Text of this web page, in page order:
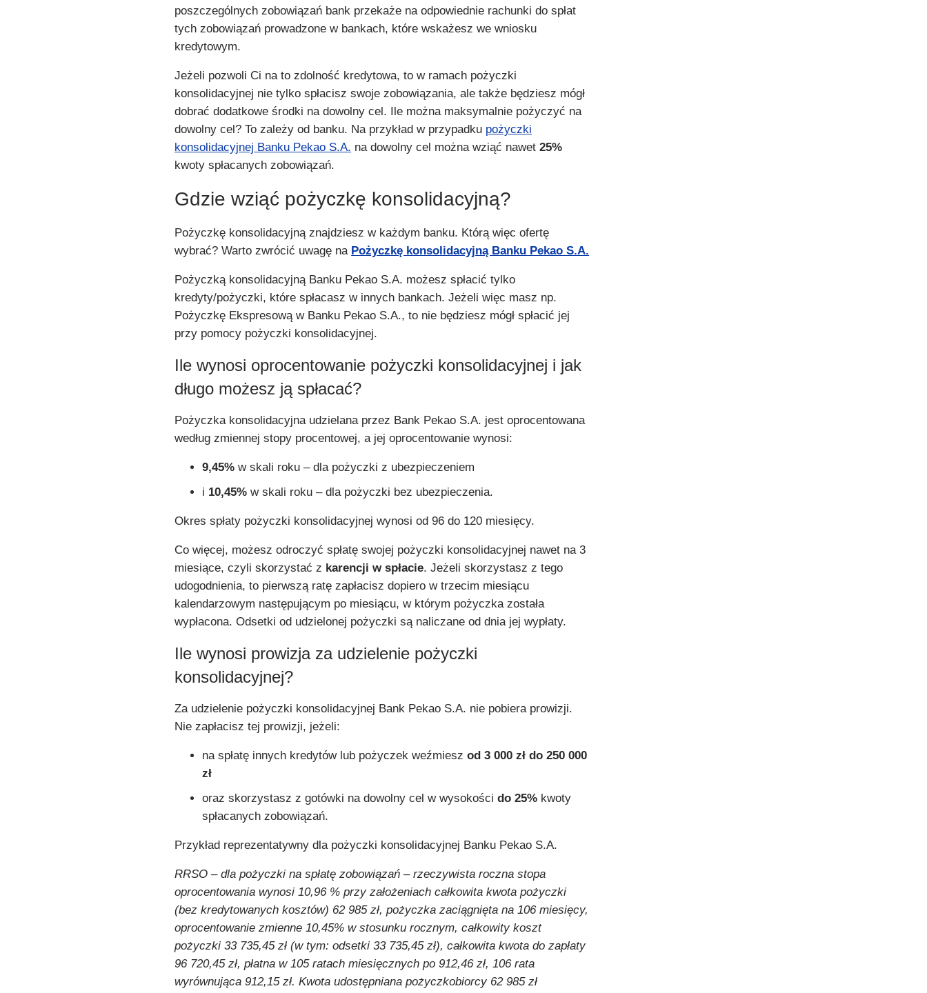
poszczególnych zobowiązań bank przekaże na odpowiednie rachunki do spłat
tych zobowiązań prowadzone w bankach, które wskażesz we wniosku
kredytowym.
Jeżeli pozwoli Ci na to zdolność kredytowa, to w ramach pożyczki
konsolidacyjnej nie tylko spłacisz swoje zobowiązania, ale także będziesz mógł
dobrać dodatkowe środki na dowolny cel. Ile można maksymalnie pożyczyć na
dowolny cel? To zależy od banku. Na przykład w przypadku pożyczki
konsolidacyjnej Banku Pekao S.A. na dowolny cel można wziąć nawet25%
kwoty spłacanych zobowiązań.
Gdzie wziąć pożyczkę konsolidacyjną?
Pożyczkę konsolidacyjną znajdziesz w każdym banku. Którą więc ofertę
wybrać? Warto zwrócić uwagę na Pożyczkę konsolidacyjną Banku Pekao S.A.
Pożyczką konsolidacyjną Banku Pekao S.A. możesz spłacić tylko
kredyty/pożyczki, które spłacasz w innych bankach. Jeżeli więc masz np.
Pożyczkę Ekspresową w Banku Pekao S.A., to nie będziesz mógł spłacić jej
przy pomocy pożyczki konsolidacyjnej.
Ile wynosi oprocentowanie pożyczki konsolidacyjnej i jak
długo możesz ją spłacać?
Pożyczka konsolidacyjna udzielana przez Bank Pekao S.A. jest oprocentowana
według zmiennej stopy procentowej, a jej oprocentowanie wynosi:
9,45% w skali roku – dla pożyczki z ubezpieczeniem
i 10,45% w skali roku – dla pożyczki bez ubezpieczenia.
Okres spłaty pożyczki konsolidacyjnej wynosi od 96 do 120 miesięcy.
Co więcej, możesz odroczyć spłatę swojej pożyczki konsolidacyjnej nawet na 3
miesiące, czyli skorzystać z karencji w spłacie. Jeżeli skorzystasz z tego
udogodnienia, to pierwszą ratę zapłacisz dopiero w trzecim miesiącu
kalendarzowym następującym po miesiącu, w którym pożyczka została
wypłacona. Odsetki od udzielonej pożyczki są naliczane od dnia jej wypłaty.
Ile wynosi prowizja za udzielenie pożyczki
konsolidacyjnej?
Za udzielenie pożyczki konsolidacyjnej Bank Pekao S.A. nie pobiera prowizji.
Nie zapłacisz tej prowizji, jeżeli:
na spłatę innych kredytów lub pożyczek weźmieszod 3 000 zł do 250 000
zł
oraz skorzystasz z gotówki na dowolny cel w wysokoścido 25% kwoty
spłacanych zobowiązań.
Przykład reprezentatywny dla pożyczki konsolidacyjnej Banku Pekao S.A.
RRSO ‒ dla pożyczki na spłatę zobowiązań ‒ rzeczywista roczna stopa
oprocentowania wynosi 10,96 % przy założeniach całkowita kwota pożyczki
(bez kredytowanych kosztów) 62 985 zł, pożyczka zaciągnięta na 106 miesięcy,
oprocentowanie zmienne 10,45% w stosunku rocznym, całkowity koszt
pożyczki 33 735,45 zł (w tym: odsetki 33 735,45 zł), całkowita kwota do zapłaty
96 720,45 zł, płatna w 105 ratach miesięcznych po 912,46 zł, 106 rata
wyrównująca 912,15 zł. Kwota udostępniana pożyczkobiorcy 62 985 zł